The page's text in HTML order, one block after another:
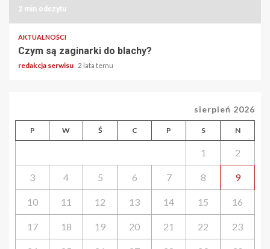
2 min odczytu
AKTUALNOŚCI
Czym są zaginarki do blachy?
redakcja serwisu 2 lata temu
sierpień 2026
P W Ś C P S N
1 2
3 4 5 6 7 8 9
10 11 12 13 14 15 16
17 18 19 20 21 22 23